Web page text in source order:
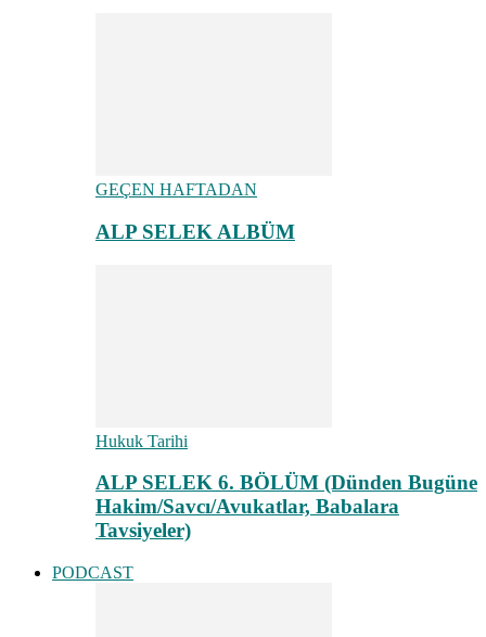
GEÇEN HAFTADAN
ALP SELEK ALBÜM
Hukuk Tarihi
ALP SELEK 6. BÖLÜM (Dünden Bugüne
Hakim/Savcı/Avukatlar, Babalara
Tavsiyeler)
PODCAST